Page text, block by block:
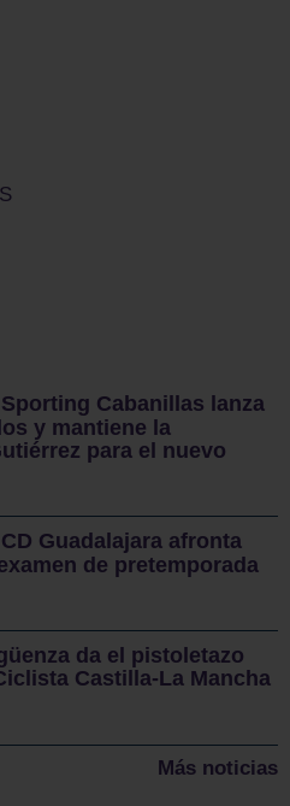
Cabanillas lanza
y mantiene la
para el nuevo
Guadalajara afronta
de pretemporada
da el pistoletazo
Castilla-La Mancha
Más noticias